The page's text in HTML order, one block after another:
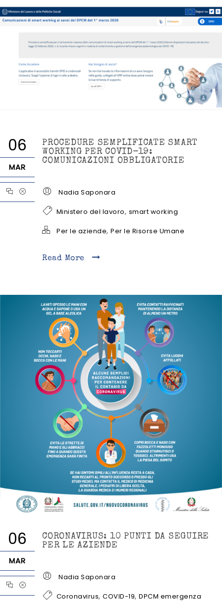
06
MAR
PROCEDURE SEMPLIFICATE SMART
WORKING PER COVID-19:
COMUNICAZIONI OBBLIGATORIE
Nadia Saponara
Ministero del lavoro, smart working
Per le aziende, Per le Risorse Umane
Read More
06
MAR
CORONAVIRUS: 10 PUNTI DA SEGUIRE
PER LE AZIENDE
Nadia Saponara
Coronavirus, COVID-19, DPCM emergenza